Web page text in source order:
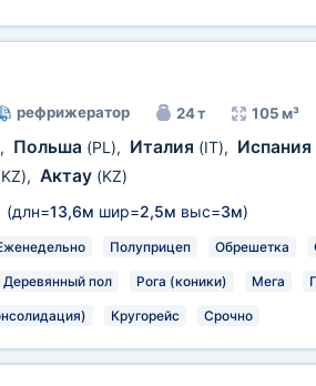
рефрижератор 24 т 105 м³
, Польша (PL), Италия (IT), Испания
, Актау (KZ)
(длн=13,6м шир=2,5м выс=3м)
Полуприцеп Обрешетка
Деревянный пол Рога (коники) Мега
Кругорейс Срочно